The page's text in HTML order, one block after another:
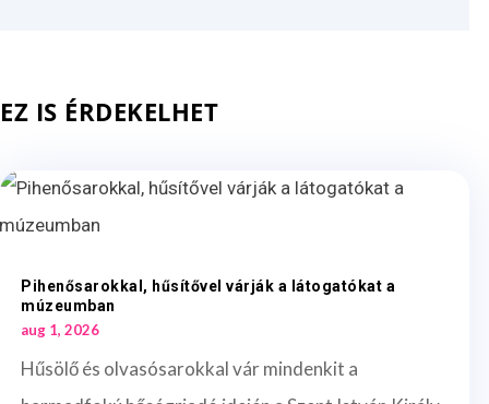
EZ IS ÉRDEKELHET
Pihenősarokkal, hűsítővel várják a látogatókat a
múzeumban
aug 1, 2026
Hűsölő és olvasósarokkal vár mindenkit a